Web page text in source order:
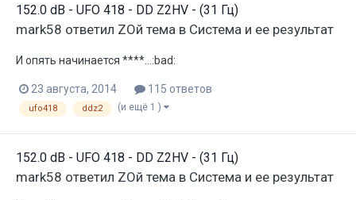
152.0 dB - UFO 418 - DD Z2HV - (31 Гц)
mark58 ответил ZOй тема в Система и ее результат
И опять начинается ****...:bad:
23 августа, 2014 115 ответов
ufo418 ddz2 (и ещё 1 )
152.0 dB - UFO 418 - DD Z2HV - (31 Гц)
mark58 ответил ZOй тема в Система и ее результат